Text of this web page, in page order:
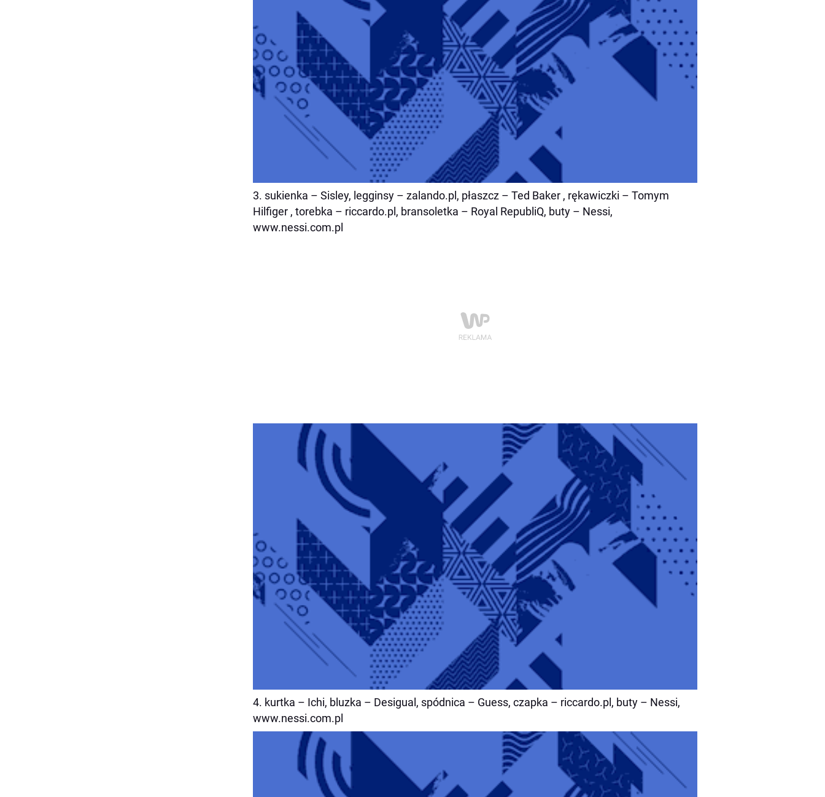
3. sukienka – Sisley, legginsy – zalando.pl, płaszcz – Ted Baker , rękawiczki – Tomym
Hilfiger , torebka – riccardo.pl, bransoletka – Royal RepubliQ, buty – Nessi,
www.nessi.com.pl
4. kurtka – Ichi, bluzka – Desigual, spódnica – Guess, czapka – riccardo.pl, buty – Nessi,
www.nessi.com.pl